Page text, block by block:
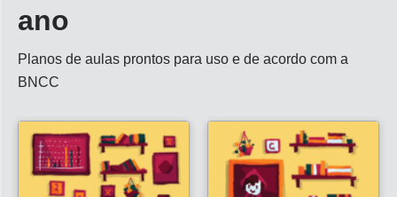
ano
Planos de aulas prontos para uso e de acordo com a
BNCC